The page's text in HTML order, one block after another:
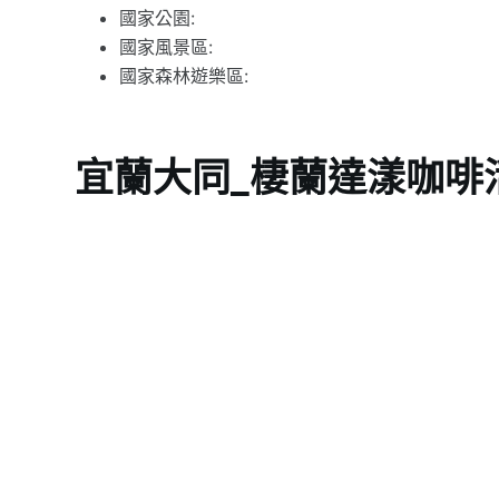
國家公園:
國家風景區:
國家森林遊樂區:
宜蘭大同_棲蘭達漾咖啡